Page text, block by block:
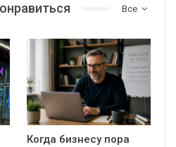
Все
Когда бизнесу пора